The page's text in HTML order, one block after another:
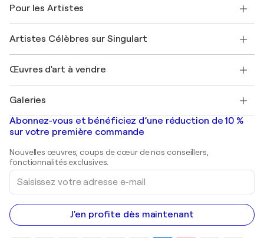
Offrir une carte cadeau
Rejoignez notre programme commercial
Mon compte
+33 1 76 44 06 42
FAQ
Magazine Singulart
Emplois
Découvrez une sélection d'art original
Pour les Artistes
Se connecter en tant qu'Artiste
Artistes Célèbres sur Singulart
Marc Chagall
Banksy
Mr. Brainwash
Shepard Fairey
Œuvres d'art à vendre
Tableaux abstraits à vendre
Peintures de paysage
Estampes
Peintures acryliques
Galeries
Galeries d'art en France
Galeries d'art en Belgique
Abonnez-vous et bénéficiez d’une réduction de 10 %
sur votre première commande
Nouvelles œuvres, coups de cœur de nos conseillers,
fonctionnalités exclusives.
Saisissez
votre
adresse
e-
mail
J'en profite dès maintenant